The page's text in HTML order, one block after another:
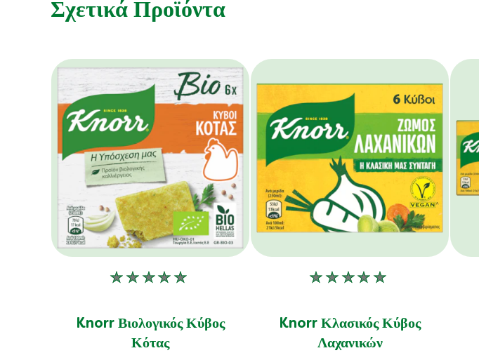
Σχετικά Προϊόντα
Knorr Βιολογικός Κύβος
Κότας
Δεν
αξιολογήσεις
για
Knorr Κλασικός Κύβος
Λαχανικών
Δεν
αξιολογήσεις
για